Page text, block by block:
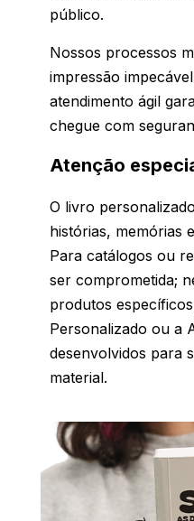
público.
Nossos processos
impressão
atendimento ágil
chegue com
Atenção
O livro
histórias, memórias
Para catálogos ou
ser comprometida;
produtos
Personalizado ou a
desenvolvidos para
material.